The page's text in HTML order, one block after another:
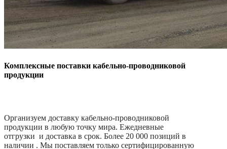
Комплексные поставки кабельно-проводниковой
продукции
Организуем доставку кабельно-проводниковой
продукции в любую точку мира. Ежедневные
отгрузки и доставка в срок. Более 20 000 позиций в
наличии . Мы поставляем только сертифицированную